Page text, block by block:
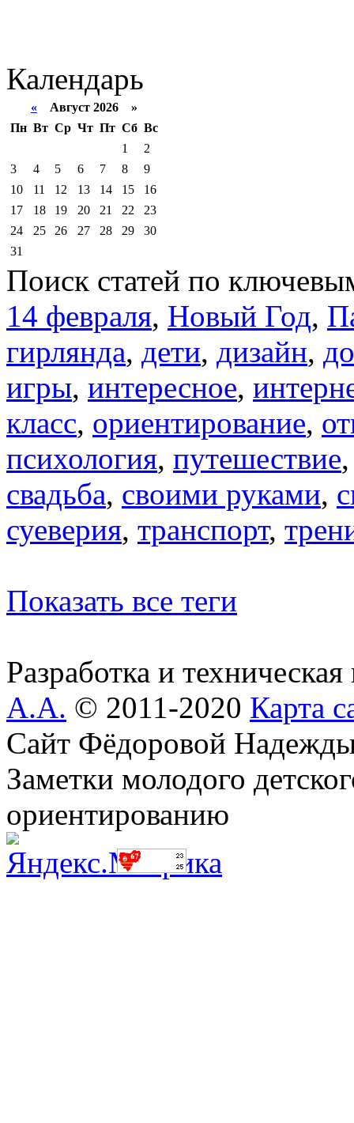
Календарь
« Август 2026 »
Пн Вт Ср Чт Пт Сб Вс
1
2
3
4 5 6 7 8
9
10
11 12 13 14 15
16
17
18 19 20 21 22
23
24
25 26 27 28 29
30
31
Поиск статей по
14 февраля, Новый Год,
гирлянда, дети, дизайн,
игры, интересное,
класс, ориентирование,
психология, путешествие
свадьба, своими руками,
суеверия, транспорт,
Показать все теги
Разработка и
А.А. © 2011-2020 Карта
Сайт Фёдоровой
Заметки молодого
ориентированию